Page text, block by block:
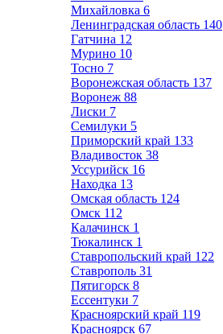
Михайловка 6
Ленинградская область 140
Гатчина 12
Мурино 10
Тосно 7
Воронежская область 137
Воронеж 88
Лиски 7
Семилуки 5
Приморский край 133
Владивосток 38
Уссурийск 16
Находка 13
Омская область 124
Омск 112
Калачинск 1
Тюкалинск 1
Ставропольский край 122
Ставрополь 31
Пятигорск 8
Ессентуки 7
Красноярский край 119
Красноярск 67